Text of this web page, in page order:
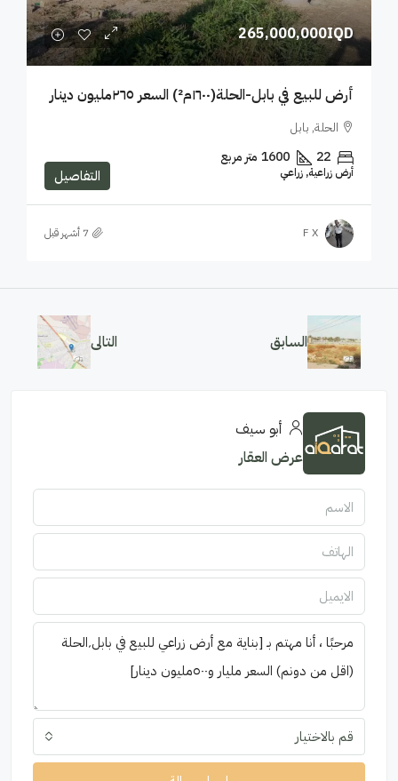
265,000,000IQD
أرض للبيع في بابل-الحلة(١٦٠٠م²) السعر ٢٦٥مليون دينار
الحلة, بابل
22
1600 متر مربع
أرض زراعية, زراعي التفاصيل
F X
السابق التالى
أبو سيف
عرض العقار
قم بالاختيار